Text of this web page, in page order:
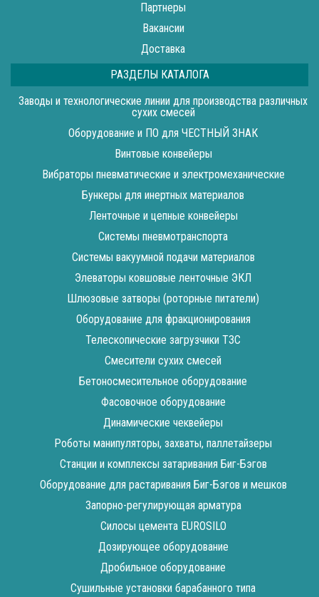
Партнеры
Вакансии
Доставка
РАЗДЕЛЫ КАТАЛОГА
Заводы и технологические линии для производства различных
сухих смесей
Оборудование и ПО для ЧЕСТНЫЙ ЗНАК
Винтовые конвейеры
Вибраторы пневматические и электромеханические
Бункеры для инертных материалов
Ленточные и цепные конвейеры
Cистемы пневмотранспорта
Системы вакуумной подачи материалов
Элеваторы ковшовые ленточные ЭКЛ
Шлюзовые затворы (роторные питатели)
Оборудование для фракционирования
Телескопические загрузчики ТЗС
Смесители сухих смесей
Бетоносмесительное оборудование
Фасовочное оборудование
Динамические чеквейеры
Роботы манипуляторы, захваты, паллетайзеры
Станции и комплексы затаривания Биг-Бэгов
Оборудование для растаривания Биг-Бэгов и мешков
Запорно-регулирующая арматура
Силосы цемента EUROSILO
Дозирующее оборудование
Дробильное оборудование
Сушильные установки барабанного типа